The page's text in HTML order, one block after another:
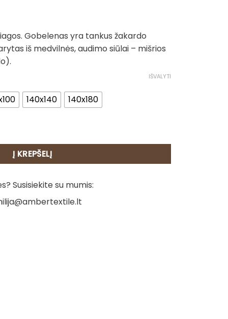
Gobelenas yra tankus žakardo
iš medvilnės, audimo siūlai – mišrios
140x140 140x180
IŠVALYTI
Į KREPŠELĮ
Susisiekite su mumis: